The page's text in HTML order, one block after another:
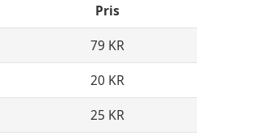
Pris
79 KR
20 KR
25 KR